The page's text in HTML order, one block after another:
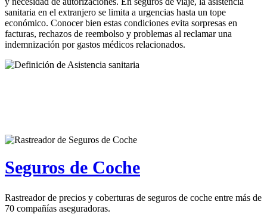
sanitaria en el extranjero se limita a urgencias hasta un tope
económico. Conocer bien estas condiciones evita sorpresas en
facturas, rechazos de reembolso y problemas al reclamar una
indemnización por gastos médicos relacionados.
Seguros de Coche
Rastreador de precios y coberturas de seguros de coche entre más de
70 compañías aseguradoras.